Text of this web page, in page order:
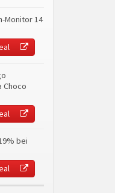
Monitor 14
Choco
bei